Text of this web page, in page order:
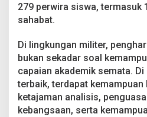
s
d
,
S
e
k
a
d
279 perwira siswa, termasuk
sahabat.
Di lingkungan militer,
bukan sekadar soal
capaian akademik semata.
terbaik, terdapat
ketajaman analisis,
kebangsaan, serta